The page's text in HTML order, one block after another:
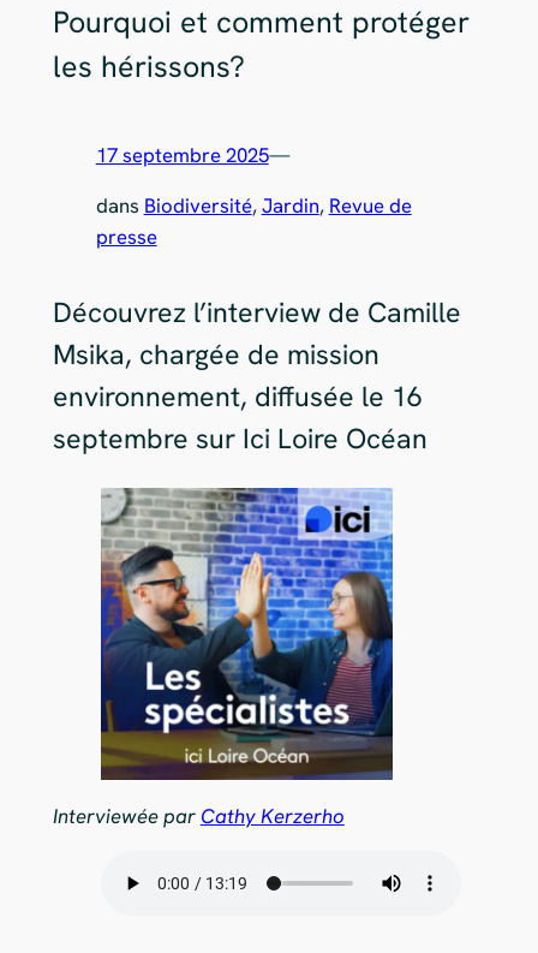
Pourquoi et comment protéger
les hérissons?
17 septembre 2025—
dans Biodiversité, Jardin, Revue de
presse
Découvrez l’interview de Camille
Msika, chargée de mission
environnement, diffusée le 16
septembre sur Ici Loire Océan
Interviewée par Cathy Kerzerho